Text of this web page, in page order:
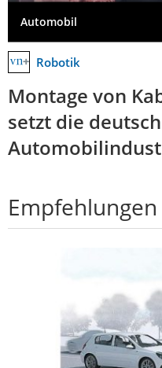
Automobil
Robotik
Montage von
setzt die